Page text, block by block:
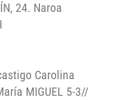
24. Naroa
Carolina
MIGUEL 5-3//